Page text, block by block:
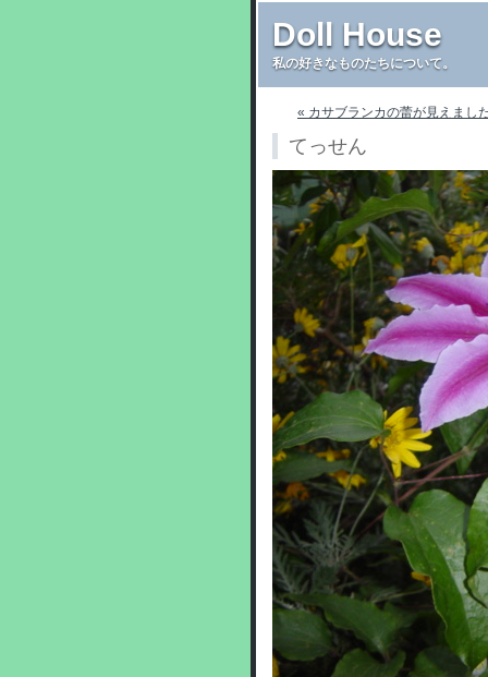
Doll House
私の好きなものたちについて。
« カサブランカの蕾が見えまし
てっせん